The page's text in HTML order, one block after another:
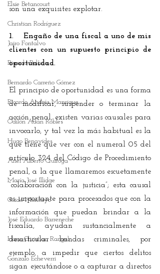
Elsie Betancourt
Christian Rodríguez
Jairo Fontalvo
Ricardo Bolaño
Bernardo Carreño Gómez
Ricardo Andrés Manrique
Odilón Adán Robles
Hugo Benavides
Ariel Alberto Quiroga
María José Illidge
Guido Moncayo
José Eduardo Barreneche
Hans Christian Rangel
Gonzalo Echeverri
son una exquisites explotar.
1.    Engaño de una fiscal a uno de mis
clientes con un supuesto principio de
oportunidad.
El principio de oportunidad es una forma
de modificar, suspender o terminar la
acción penal, existen varias causales para
invocarlo, y tal vez la más habitual es la
que tiene que ver con el numeral 05 del
artículo 324 del Código de Procedimiento
penal, a la que llamaremos escuetamente
“colaboración con la justicia”; esta causal
es importante para procesados que con la
información que puedan brindar a la
fiscalía, ayudan sustancialmente a
desarticular bandas criminales, por
ejemplo, a impedir que ciertos delitos
sigan ejecutándose o a capturar a directos